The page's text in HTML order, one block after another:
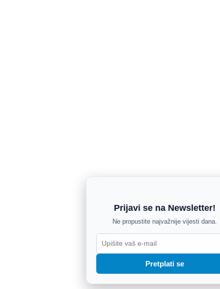
Prijavi se na Newsletter!
Ne propustite najvažnije vijesti dana.
Pretplati se